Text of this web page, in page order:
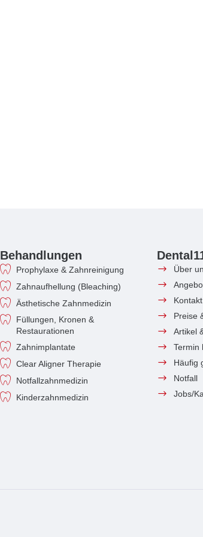
Behandlungen
Prophylaxe & Zahnreinigung
Zahnaufhellung (Bleaching)
Ästhetische Zahnmedizin
Füllungen, Kronen &
Restaurationen
Zahnimplantate
Clear Aligner Therapie
Notfallzahnmedizin
Kinderzahnmedizin
Über
Kontakt
Preise
Artikel
Termin
Häufig
Notfall
Jobs/